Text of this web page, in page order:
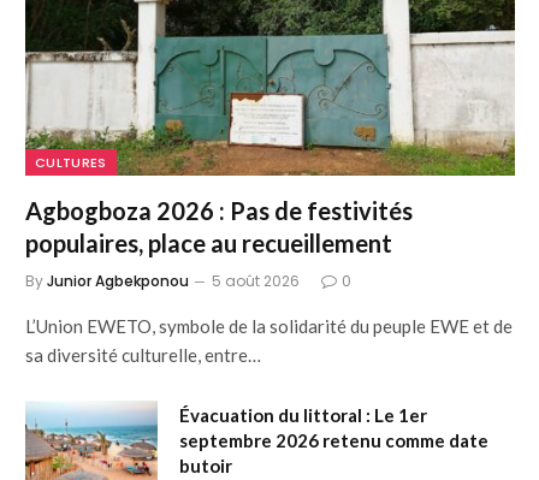
CULTURES
Agbogboza 2026 : Pas de festivités
populaires, place au recueillement
ByJunior Agbekponou 5 août 2026 0
L’Union EWETO, symbole de la solidarité du peuple EWE et de
sa diversité culturelle, entre…
Évacuation du littoral : Le 1er
septembre 2026 retenu comme date
butoir